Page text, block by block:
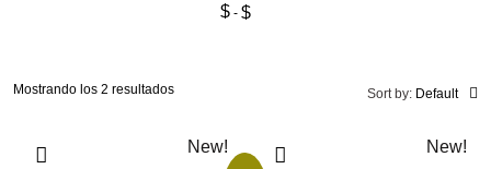
$ $
Sort by: Default
New! New!
Mostrando los 2 resultados